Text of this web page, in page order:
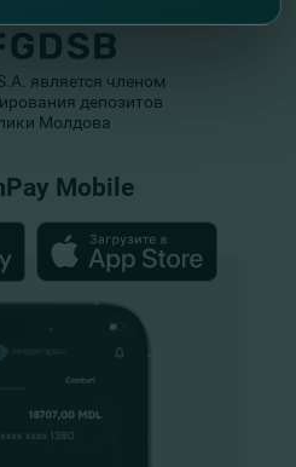
является членом
депозитов
Молдова
Mobile